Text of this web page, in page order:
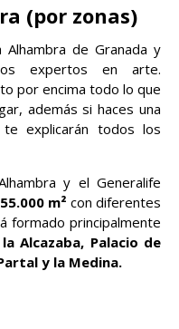
(por zonas)
de Granada y
expertos en arte.
por encima todo lo que
además si haces una
te explicarán todos los
y el Generalife
m² con diferentes
formado principalmente
Alcazaba, Palacio de
y la Medina.